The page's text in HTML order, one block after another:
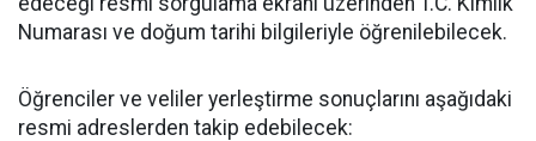
Numarası ve doğum tarihi bilgileriyle öğrenilebilecek.
​Öğrenciler ve veliler yerleştirme sonuçlarını aşağıdaki
resmi adreslerden takip edebilecek: